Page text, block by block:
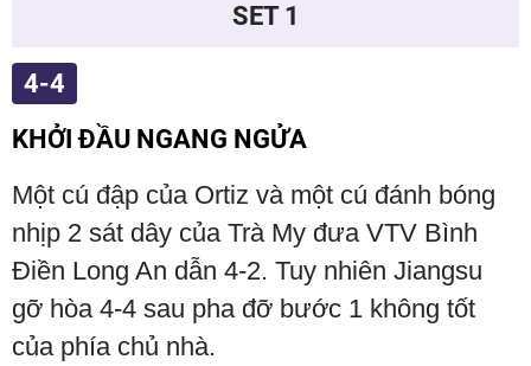
SET 1
4-4
KHỞI ĐẦU NGANG NGỬA
Một cú đập của Ortiz và một cú đánh bóng
nhịp 2 sát dây của Trà My đưa VTV Bình
Điền Long An dẫn 4-2. Tuy nhiên Jiangsu
gỡ hòa 4-4 sau pha đỡ bước 1 không tốt
của phía chủ nhà.